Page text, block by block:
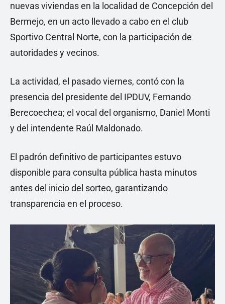
nuevas viviendas en la localidad de Concepción del
Bermejo, en un acto llevado a cabo en el club
Sportivo Central Norte, con la participación de
autoridades y vecinos.
La actividad, el pasado viernes, contó con la
presencia del presidente del IPDUV, Fernando
Berecoechea; el vocal del organismo, Daniel Monti
y del intendente Raúl Maldonado.
El padrón definitivo de participantes estuvo
disponible para consulta pública hasta minutos
antes del inicio del sorteo, garantizando
transparencia en el proceso.